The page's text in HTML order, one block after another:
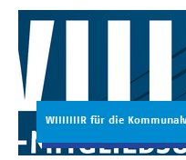
WIIIIIIIR für die